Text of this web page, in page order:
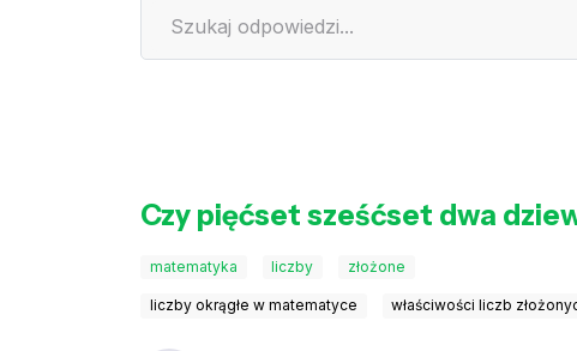
Czy pięćset sześćset dwa
matematyka liczby złożone
liczby okrągłe w matematyce właściwości liczb